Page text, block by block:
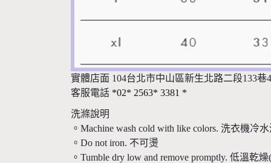
實體店面 104台北市中山區新生北路二段133巷
客服電話 *02* 2563* 3381 *
洗滌說明
。Machine wash cold with like colors. 洗衣機冷
。Do not iron. 不可燙
。Tumble dry low and remove promptly. 低溫乾